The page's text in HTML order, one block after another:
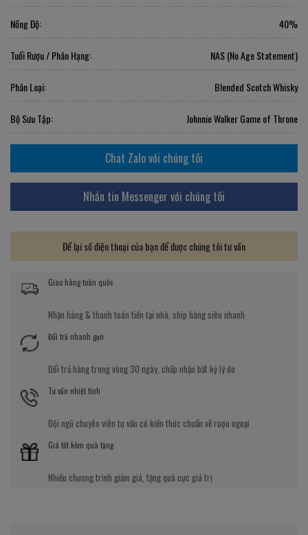
Nồng Độ: 40%
Tuổi Rượu / Phân Hạng: NAS (No Age Statement)
Phân Loại: Blended Scotch Whisky
Bộ Sưu Tập: Johnnie Walker Game of Throne
Chat Zalo với chúng tôi
Nhắn tin Messenger với chúng tôi
Để lại số điện thoại của bạn để được chúng tôi tư vấn
Giao hàng toàn quốc
Nhận hàng & thanh toán tiền tại nhà, ship hàng siêu nhanh
Đổi trả nhanh gọn
Đổi trả hàng trong vòng 30 ngày, chấp nhận bất kỳ lý do
Tư vấn nhiệt tình
Đội ngũ chuyên viên tư vấn có kiến thức chuẩn về rượu ngoại
Giá tốt kèm quà tặng
Nhiều chương trình giảm giá, tặng quà cực giá trị